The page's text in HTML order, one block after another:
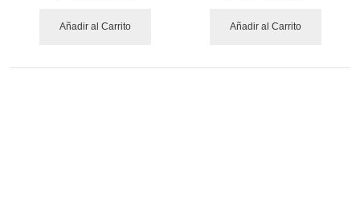
Añadir al Carrito Añadir al Carrito